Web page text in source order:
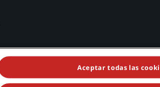
Aceptar todas las